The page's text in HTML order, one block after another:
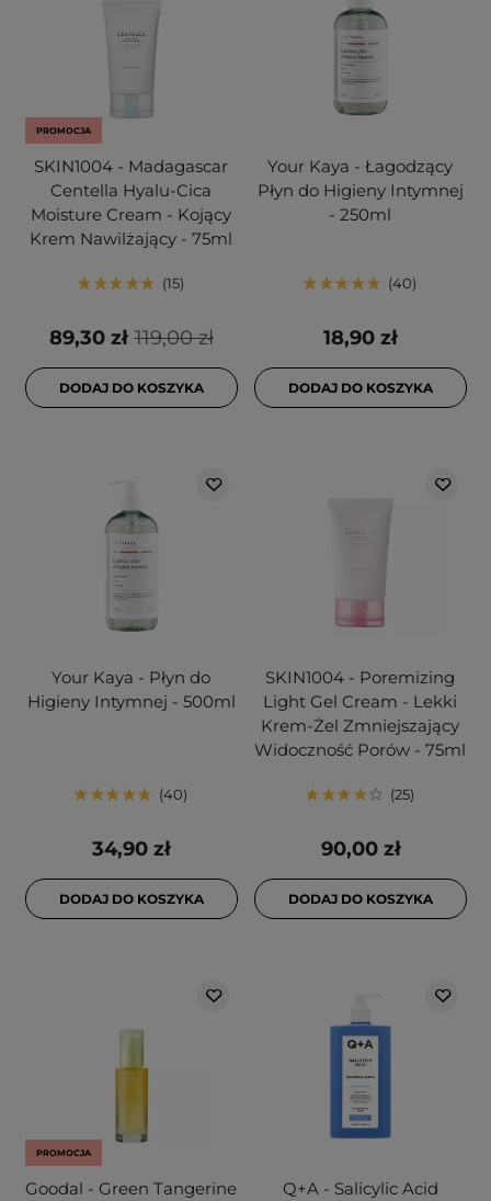
PROMOCJA
SKIN1004 - Madagascar
Centella Hyalu-Cica
Moisture Cream - Kojący
Krem Nawilżający - 75ml
15
119,00 zł
89,30 zł
DODAJ DO KOSZYKA
Your Kaya - Łagodzący
Płyn do Higieny Intymnej
- 250ml
40
18,90 zł
DODAJ DO KOSZYKA
Your Kaya - Płyn do
Higieny Intymnej - 500ml
40
34,90 zł
DODAJ DO KOSZYKA
SKIN1004 - Poremizing
Light Gel Cream - Lekki
Krem-Żel Zmniejszający
Widoczność Porów - 75ml
25
90,00 zł
DODAJ DO KOSZYKA
PROMOCJA
Goodal - Green Tangerine
Q+A - Salicylic Acid